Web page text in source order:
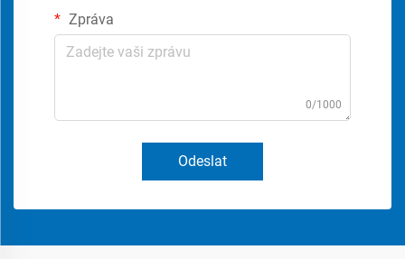
Zpráva
0/1000
Odeslat